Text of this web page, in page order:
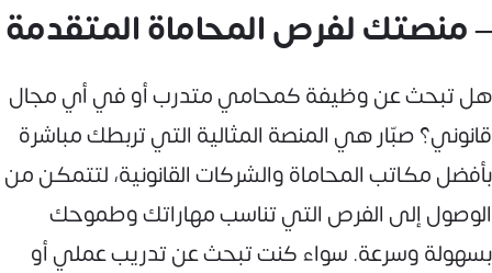
– منصتك لفرص المحاماة المتقدمة
هل تبحث عن وظيفة كمحامي متدرب أو في أي مجال
قانوني؟ صبّار هي المنصة المثالية التي تربطك مباشرة
بأفضل مكاتب المحاماة والشركات القانونية، لتتمكن من
الوصول إلى الفرص التي تناسب مهاراتك وطموحك
بسهولة وسرعة. سواء كنت تبحث عن تدريب عملي أو